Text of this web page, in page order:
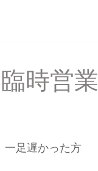
時営業
一足遅かった方